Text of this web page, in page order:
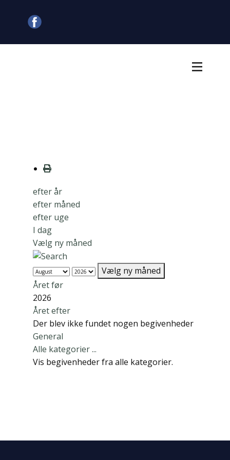
efter år
efter måned
efter uge
I dag
Vælg ny måned
Vælg ny måned
Året før
2026
Året efter
Der blev ikke fundet nogen begivenheder
L
i
s
r
General
Alle kategorier ...
Vis begivenheder fra alle kategorier.